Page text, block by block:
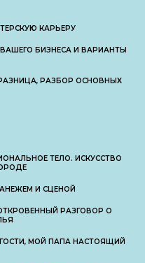
КАРЬЕРУ
БИЗНЕСА И ВАРИАНТЫ
РАЗБОР ОСНОВНЫX
ТЕЛО. ИСКУССТВО
И СЦЕНОЙ
ОТКРОВЕННЫЙ РАЗГОВОР О
МОЙ ПАПА НАСТОЯЩИЙ